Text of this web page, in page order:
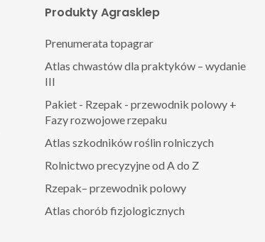
Produkty Agrasklep
Prenumerata topagrar
Atlas chwastów dla praktyków – wydanie
III
Pakiet - Rzepak - przewodnik polowy +
Fazy rozwojowe rzepaku
Atlas szkodników roślin rolniczych
Rolnictwo precyzyjne od A do Z
Rzepak– przewodnik polowy
Atlas chorób fizjologicznych